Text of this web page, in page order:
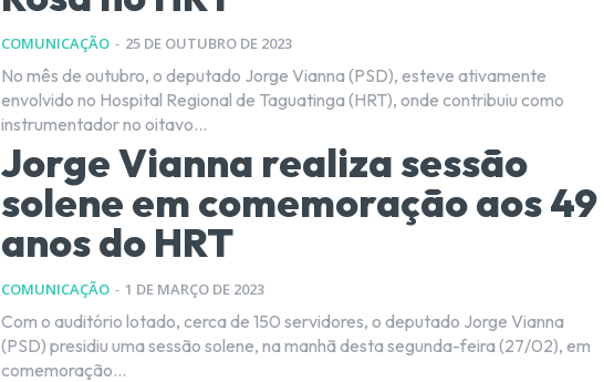
COMUNICAÇÃO - 25 DE OUTUBRO DE 2023
No mês de outubro, o deputado Jorge Vianna (PSD), esteve ativamente
envolvido no Hospital Regional de Taguatinga (HRT), onde contribuiu como
instrumentador no oitavo...
Jorge Vianna realiza sessão
solene em comemoração aos 49
anos do HRT
COMUNICAÇÃO - 1 DE MARÇO DE 2023
Com o auditório lotado, cerca de 150 servidores, o deputado Jorge Vianna
(PSD) presidiu uma sessão solene, na manhã desta segunda-feira (27/02), em
comemoração...